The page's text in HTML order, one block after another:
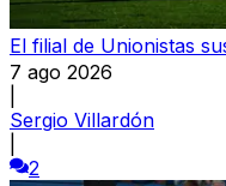
El filial de Unionistas
7 ago 2026
Sergio Villardón
2